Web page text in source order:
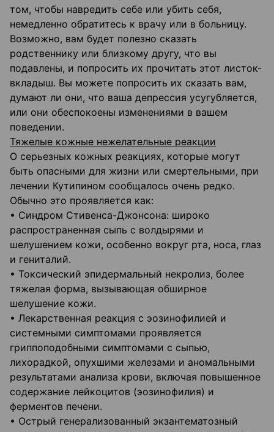
том, чтобы навредить себе или убить себя,
немедленно обратитесь к врачу или в больницу.
Возможно, вам будет полезно сказать
родственнику или близкому другу, что вы
подавлены, и попросить их прочитать этот листок-
вкладыш. Вы можете попросить их сказать вам,
думают ли они, что ваша депрессия усугубляется,
или они обеспокоены изменениями в вашем
поведении.
Тяжелые кожные нежелательные реакции
О серьезных кожных реакциях, которые могут
быть опасными для жизни или смертельными, при
лечении Кутипином сообщалось очень редко.
Обычно это проявляется как:
• Синдром Стивенса-Джонсона: широко
распространенная сыпь с волдырями и
шелушением кожи, особенно вокруг рта, носа, глаз
и гениталий.
• Токсический эпидермальный некролиз, более
тяжелая форма, вызывающая обширное
шелушение кожи.
• Лекарственная реакция с эозинофилией и
системными симптомами проявляется
гриппоподобными симптомами с сыпью,
лихорадкой, опухшими железами и аномальными
результатами анализа крови, включая повышенное
содержание лейкоцитов (эозинофилия) и
ферментов печени.
• Острый генерализованный экзантематозный